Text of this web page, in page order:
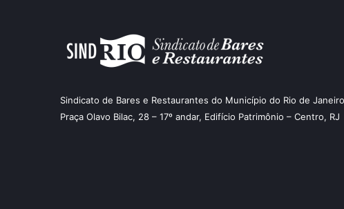
Sindicato de Bares e Restaurantes do Município do Rio de Janeiro
Praça Olavo Bilac, 28 – 17º andar, Edifício Patrimônio – Centro, RJ